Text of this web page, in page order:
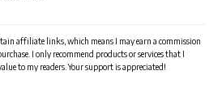
affiliate links, which means I may earn a commission
I only recommend products or services that I
to my readers. Your support is appreciated!